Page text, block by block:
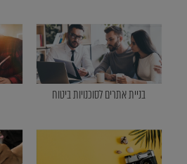
בניית אתרים לסוכנויות ביטוח